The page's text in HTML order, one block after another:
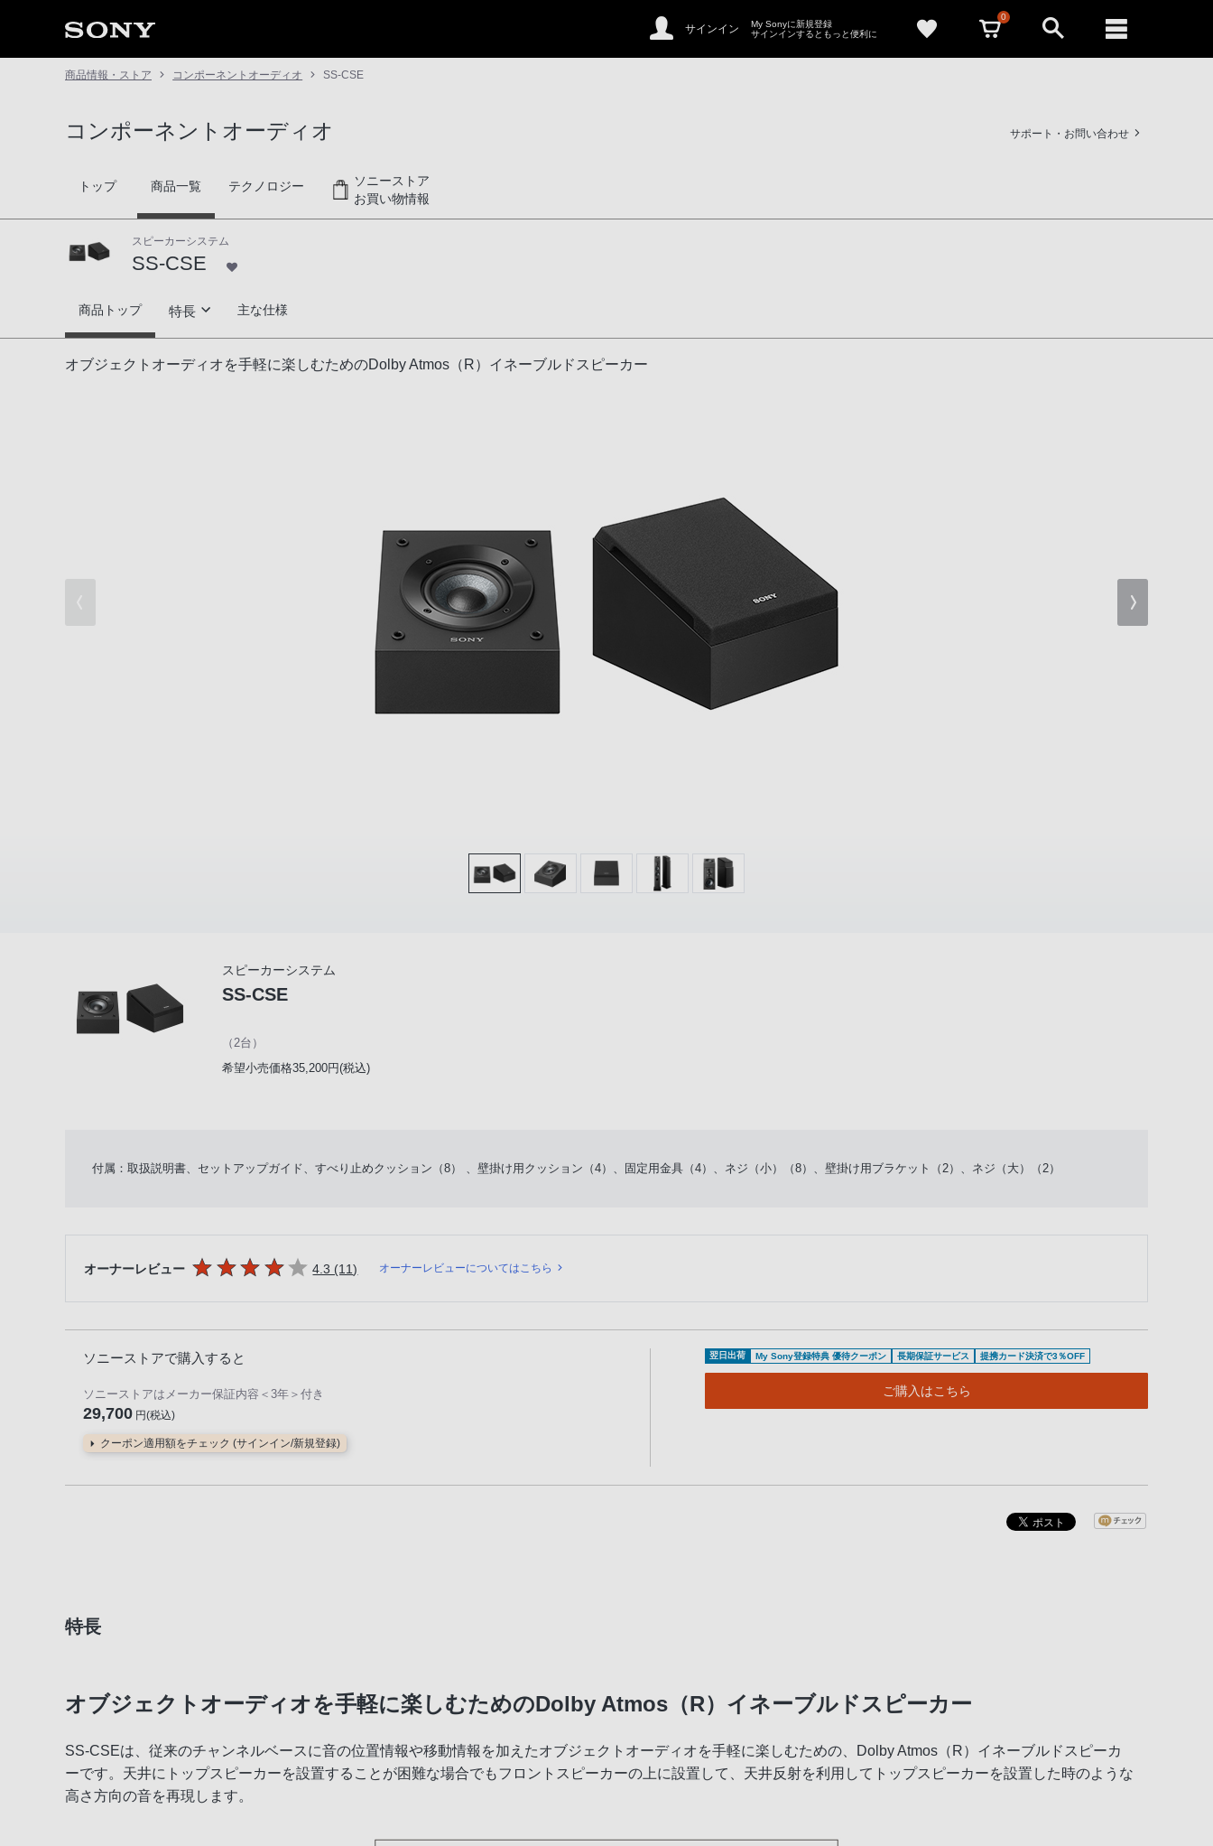
サインイン
My Sonyに新規登録
サインインするともっと便利に
0
商品情報・ストア コンポーネントオーディオ SS-CSE
コンポーネントオーディオ サポート・お問い合わせ
トップ 商品一覧 テクノロジー
ソニーストア
お買い物情報
スピーカーシステム
SS-CSE
SS-CSE
商品トップ 特長
特長
主な仕様
オブジェクトオーディオを手軽に楽しむためのDolby Atmos（R）イネーブルドスピーカー
スピーカーシステム
SS-CSE
（2台）
希望小売価格35,200円(税込)
付属：取扱説明書、セットアップガイド、すべり止めクッション（8） 、壁掛け用クッション（4）、固定用金具（4）、ネジ（小）（8）、壁掛け用ブラケット（2）、ネジ（大）（2）
オーナーレビュー 5つの星のうち
4.3 (11件のレビュー
) オーナーレビューについてはこちら
ソニーストアで購入すると
ソニーストアはメーカー保証内容 ＜3年＞ 付き
29,700 円(税込)
クーポン適用額をチェック (サインイン/新規登録)
翌日出荷 My Sony登録特典 優待クーポン 長期保証サービス 提携カード決済で3％OFF
ご購入はこちら
特長
オブジェクトオーディオを手軽に楽しむためのDolby Atmos（R）イネーブルドスピーカー
SS-CSEは、従来のチャンネルベースに音の位置情報や移動情報を加えたオブジェクトオーディオを手軽に楽しむための、Dolby Atmos（R）イネーブルドスピーカ
ーです。天井にトップスピーカーを設置することが困難な場合でもフロントスピーカーの上に設置して、天井反射を利用してトップスピーカーを設置した時のような
高さ方向の音を再現します。